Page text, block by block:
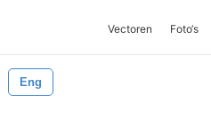
Vectoren Foto‘s
Eng